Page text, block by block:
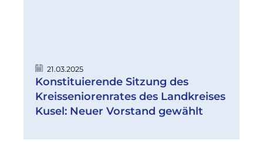
21.03.2025
Konstituierende Sitzung des
Kreisseniorenrates des Landkreises
Kusel: Neuer Vorstand gewählt